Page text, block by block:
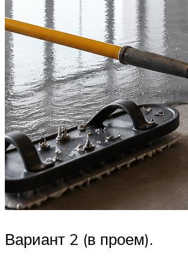
Вариант 2 (в проем).